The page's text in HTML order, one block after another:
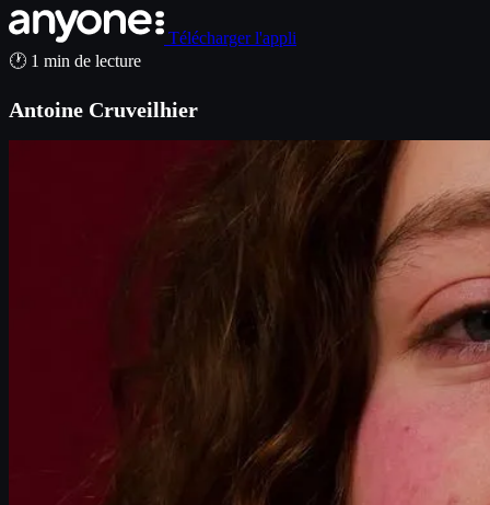
Télécharger l'appli
🕐 1 min de lecture
Antoine Cruveilhier